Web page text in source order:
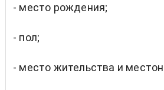
- место рождения;
- пол;
- место жительства и